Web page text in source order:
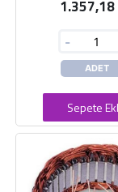
1.357,18
-
ADET
Sepete